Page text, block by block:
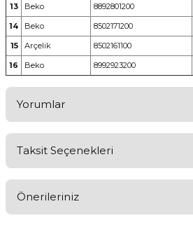
13
Beko 8892801200
14
Beko 8502171200
15
Arçelik 8502161100
16
Beko 8992923200
Yorumlar
Taksit Seçenekleri
Önerileriniz